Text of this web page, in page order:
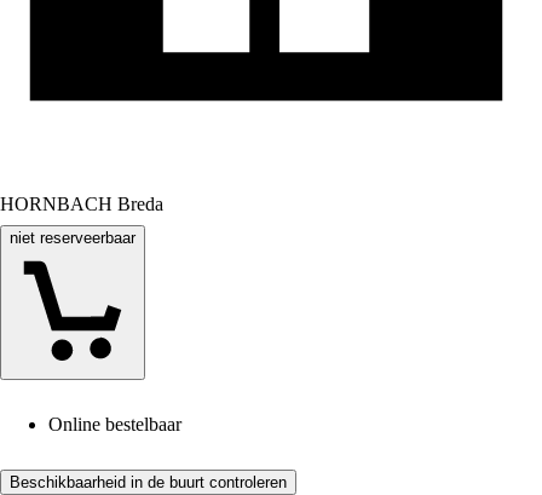
HORNBACH Breda
niet reserveerbaar
Online bestelbaar
Beschikbaarheid in de buurt controleren